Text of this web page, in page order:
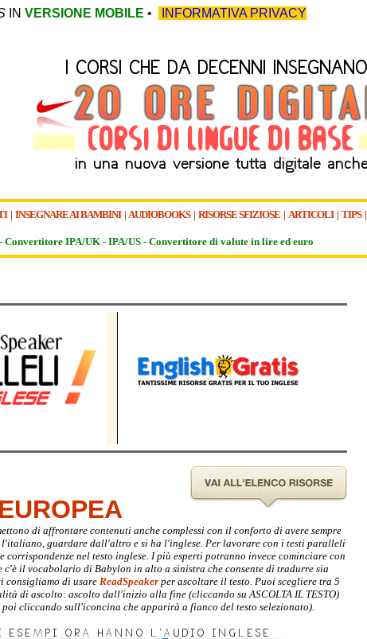
IN VERSIONE MOBILE • INFORMATIVA PRIVACY
| INSEGNARE AI BAMBINI| AUDIOBOOKS| RISORSE SFIZIOSE | ARTICOLI| TIPS|
Convertitore IPA/UK - IPA/US - Convertitore di valute in lire ed euro
di affrontare contenuti anche complessi con il conforto di avere sempre
guardare dall'altro e si ha l'inglese. Per lavorare con i testi paralleli
nel testo inglese. I più esperti potranno invece cominciare con
il vocabolario di Babylon in alto a sinistra che consente di tradurre sia
consigliamo di usare ReadSpeaker per ascoltare il testo. Puoi scegliere tra 5
di ascolto: ascolto dall'inizio alla fine (cliccando su ASCOLTA IL TESTO)
cliccando sull'iconcina che apparirà a fianco del testo selezionato).